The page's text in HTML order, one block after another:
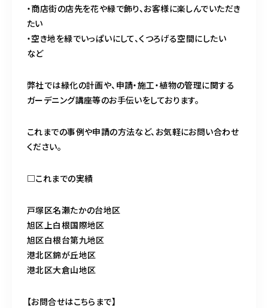
・商店街の店先を花や緑で飾り、お客様に楽しんでいただき
たい
・空き地を緑でいっぱいにして、くつろげる空間にしたい
など
弊社では緑化の計画や、申請・施工・植物の管理に関する
ガーデニング講座等のお手伝いをしております。
これまでの事例や申請の方法など、お気軽にお問い合わせ
ください。
□これまでの実績
戸塚区名瀬たかの台地区
旭区上白根国際地区
旭区白根台第九地区
港北区錦が丘地区
港北区大倉山地区
【お問合せはこちらまで】